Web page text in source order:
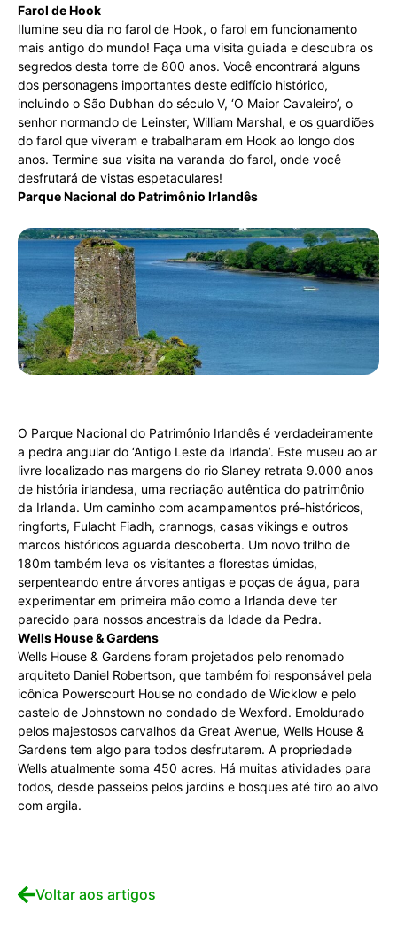
Farol de Hook
Ilumine seu dia no farol de Hook, o farol em funcionamento
mais antigo do mundo! Faça uma visita guiada e descubra os
segredos desta torre de 800 anos. Você encontrará alguns
dos personagens importantes deste edifício histórico,
incluindo o São Dubhan do século V, ‘O Maior Cavaleiro’, o
senhor normando de Leinster, William Marshal, e os guardiões
do farol que viveram e trabalharam em Hook ao longo dos
anos. Termine sua visita na varanda do farol, onde você
desfrutará de vistas espetaculares!
Parque Nacional do Patrimônio Irlandês
O Parque Nacional do Patrimônio Irlandês é verdadeiramente
a pedra angular do ‘Antigo Leste da Irlanda’. Este museu ao ar
livre localizado nas margens do rio Slaney retrata 9.000 anos
de história irlandesa, uma recriação autêntica do patrimônio
da Irlanda. Um caminho com acampamentos pré-históricos,
ringforts, Fulacht Fiadh, crannogs, casas vikings e outros
marcos históricos aguarda descoberta. Um novo trilho de
180m também leva os visitantes a florestas úmidas,
serpenteando entre árvores antigas e poças de água, para
experimentar em primeira mão como a Irlanda deve ter
parecido para nossos ancestrais da Idade da Pedra.
Wells House & Gardens
Wells House & Gardens foram projetados pelo renomado
arquiteto Daniel Robertson, que também foi responsável pela
icônica Powerscourt House no condado de Wicklow e pelo
castelo de Johnstown no condado de Wexford. Emoldurado
pelos majestosos carvalhos da Great Avenue, Wells House &
Gardens tem algo para todos desfrutarem. A propriedade
Wells atualmente soma 450 acres. Há muitas atividades para
todos, desde passeios pelos jardins e bosques até tiro ao alvo
com argila.
Voltar aos artigos